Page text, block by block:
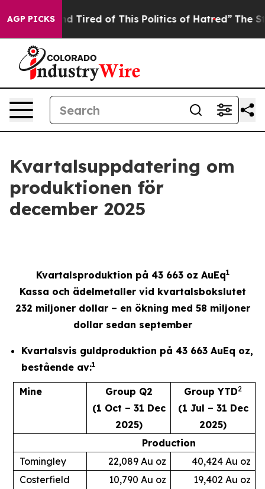
AGP PICKS
and Tired of This Politics of Hatred” The Story
Kvartalsuppdatering om
produktionen för
december 2025
Kvartalsproduktion på 43 663 oz AuEq1
Kassa och ädelmetaller vid kvartalsbokslutet
232 miljoner dollar – en ökning med 58 miljoner
dollar sedan september
Kvartalsvis guldproduktion på 43 663 AuEq oz,
bestående av:1
Mine
Group Q2
(1 Oct – 31 Dec
2025)
Group YTD2
(1 Jul – 31 Dec
2025)
Production
Tomingley
22,089 Au oz
40,424 Au oz
Costerfield
10,790 Au oz
19,402 Au oz